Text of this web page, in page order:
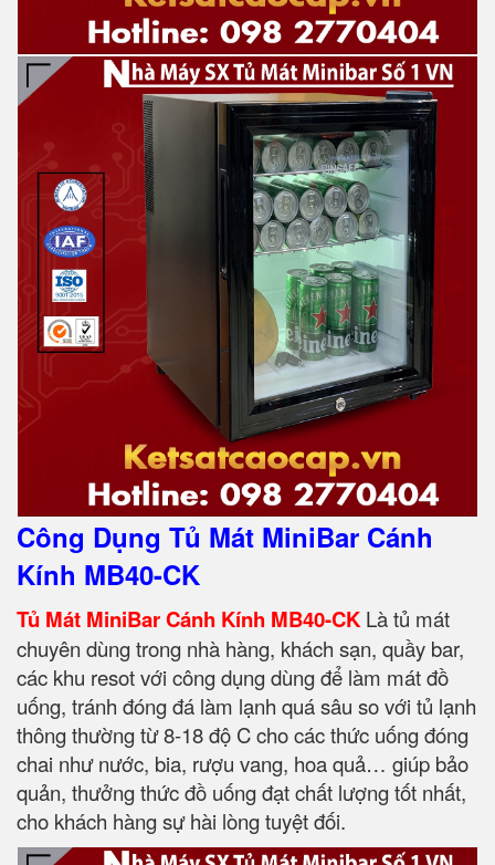
Công Dụng Tủ Mát MiniBar Cánh
Kính MB40-CK
Tủ Mát MiniBar Cánh Kính MB40-CK Là tủ mát
chuyên dùng trong nhà hàng, khách sạn, quầy bar,
các khu resot với công dụng dùng để làm mát đồ
uống, tránh đóng đá làm lạnh quá sâu so với tủ lạnh
thông thường từ 8-18 độ C cho các thức uống đóng
chai như nước, bia, rượu vang, hoa quả… giúp bảo
quản, thưởng thức đồ uống đạt chất lượng tốt nhất,
cho khách hàng sự hài lòng tuyệt đối.